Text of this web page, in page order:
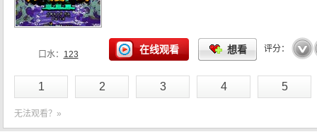
口水： 123 在线观看 想看 评分：
☆ ☆ ☆ ☆ ☆
1 2 3 4 5
无法观看？»